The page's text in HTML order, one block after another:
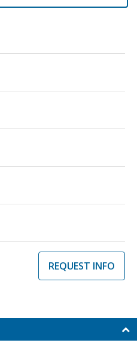
REQUEST INFO